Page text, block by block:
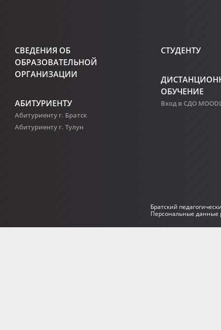
СВЕДЕНИЯ ОБ
ОБРАЗОВАТЕЛЬНОЙ
ОРГАНИЗАЦИИ
АБИТУРИЕНТУ
Абитуриенту г. Братск
Абитуриенту г. Тулун
СТУДЕНТУ
ОБУЧЕНИЕ
Вход в СДО
Братский
Персональные данные